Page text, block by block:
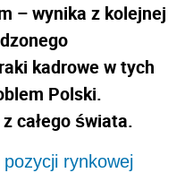
– wynika z kolejnej
kadrowe w tych
Polski.
całego świata.
rynkowej